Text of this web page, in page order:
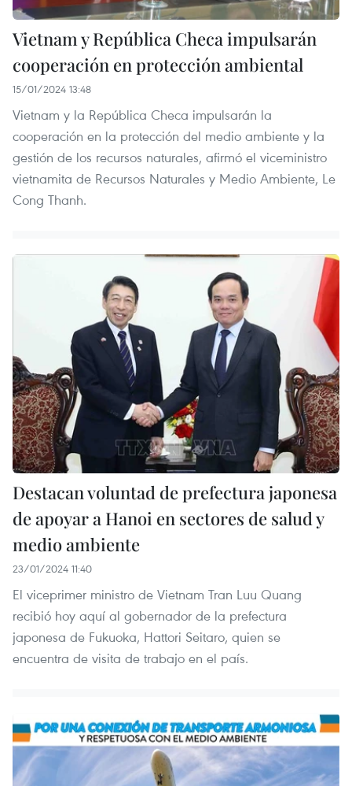
Vietnam y República Checa impulsarán
cooperación en protección ambiental
15/01/2024 13:48
Vietnam y la República Checa impulsarán la
cooperación en la protección del medio ambiente y la
gestión de los recursos naturales, afirmó el viceministro
vietnamita de Recursos Naturales y Medio Ambiente, Le
Cong Thanh.
Destacan voluntad de prefectura japonesa
de apoyar a Hanoi en sectores de salud y
medio ambiente
23/01/2024 11:40
El viceprimer ministro de Vietnam Tran Luu Quang
recibió hoy aquí al gobernador de la prefectura
japonesa de Fukuoka, Hattori Seitaro, quien se
encuentra de visita de trabajo en el país.